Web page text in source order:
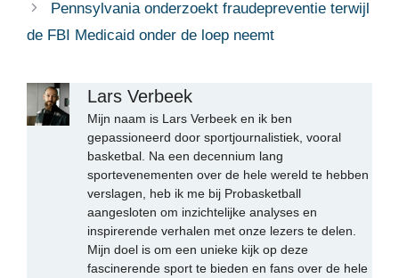
Pennsylvania onderzoekt fraudepreventie terwijl
de FBI Medicaid onder de loep neemt
Lars Verbeek
Mijn naam is Lars Verbeek en ik ben
gepassioneerd door sportjournalistiek, vooral
basketbal. Na een decennium lang
sportevenementen over de hele wereld te hebben
verslagen, heb ik me bij Probasketball
aangesloten om inzichtelijke analyses en
inspirerende verhalen met onze lezers te delen.
Mijn doel is om een unieke kijk op deze
fascinerende sport te bieden en fans over de hele